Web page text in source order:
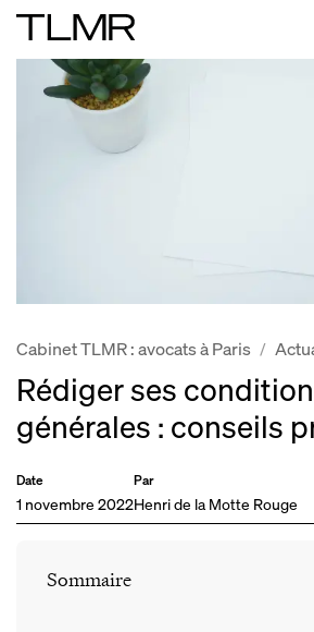
Cabinet TLMR : avocats à Paris /
Rédiger ses
générales : conseils
Date
1 novembre 2022
Par
Henri de la Motte Rouge
Sommaire